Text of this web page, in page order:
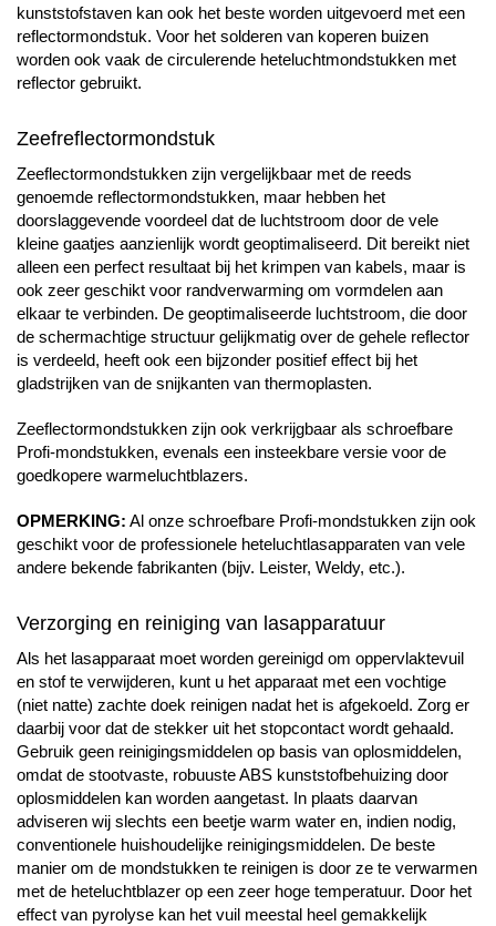
kunststofstaven kan ook het beste worden uitgevoerd met een
reflectormondstuk. Voor het solderen van koperen buizen
worden ook vaak de circulerende heteluchtmondstukken met
reflector gebruikt.
Zeefreflectormondstuk
Zeeflectormondstukken zijn vergelijkbaar met de reeds
genoemde reflectormondstukken, maar hebben het
doorslaggevende voordeel dat de luchtstroom door de vele
kleine gaatjes aanzienlijk wordt geoptimaliseerd. Dit bereikt niet
alleen een perfect resultaat bij het krimpen van kabels, maar is
ook zeer geschikt voor randverwarming om vormdelen aan
elkaar te verbinden. De geoptimaliseerde luchtstroom, die door
de schermachtige structuur gelijkmatig over de gehele reflector
is verdeeld, heeft ook een bijzonder positief effect bij het
gladstrijken van de snijkanten van thermoplasten.
Zeeflectormondstukken zijn ook verkrijgbaar als schroefbare
Profi-mondstukken, evenals een insteekbare versie voor de
goedkopere warmeluchtblazers.
OPMERKING: Al onze schroefbare Profi-mondstukken zijn ook
geschikt voor de professionele heteluchtlasapparaten van vele
andere bekende fabrikanten (bijv. Leister, Weldy, etc.).
Verzorging en reiniging van lasapparatuur
Als het lasapparaat moet worden gereinigd om oppervlaktevuil
en stof te verwijderen, kunt u het apparaat met een vochtige
(niet natte) zachte doek reinigen nadat het is afgekoeld. Zorg er
daarbij voor dat de stekker uit het stopcontact wordt gehaald.
Gebruik geen reinigingsmiddelen op basis van oplosmiddelen,
omdat de stootvaste, robuuste ABS kunststofbehuizing door
oplosmiddelen kan worden aangetast. In plaats daarvan
adviseren wij slechts een beetje warm water en, indien nodig,
conventionele huishoudelijke reinigingsmiddelen. De beste
manier om de mondstukken te reinigen is door ze te verwarmen
met de heteluchtblazer op een zeer hoge temperatuur. Door het
effect van pyrolyse kan het vuil meestal heel gemakkelijk